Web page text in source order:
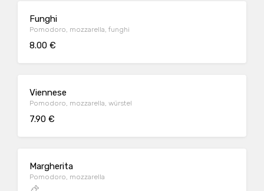
Funghi
Pomodoro, mozzarella, funghi
8.00 €
Viennese
Pomodoro, mozzarella, würstel
7.90 €
Margherita
Pomodoro, mozzarella